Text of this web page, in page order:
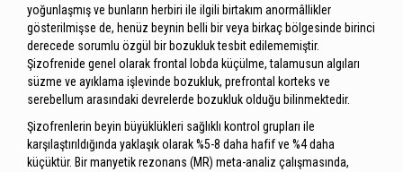
yoğunlaşmış ve bunların herbiri ile ilgili birtakım anormâllikler
gösterilmişse de, henüz beynin belli bir veya birkaç bölgesinde birinci
derecede sorumlu özgül bir bozukluk tesbit edilememiştir.
Şizofrenide genel olarak frontal lobda küçülme, talamusun algıları
süzme ve ayıklama işlevinde bozukluk, prefrontal korteks ve
serebellum arasındaki devrelerde bozukluk olduğu bilinmektedir.
Şizofrenlerin beyin büyüklükleri sağlıklı kontrol grupları ile
karşılaştırıldığında yaklaşık olarak %5-8 daha hafif ve %4 daha
küçüktür. Bir manyetik rezonans (MR) meta-analiz çalışmasında,